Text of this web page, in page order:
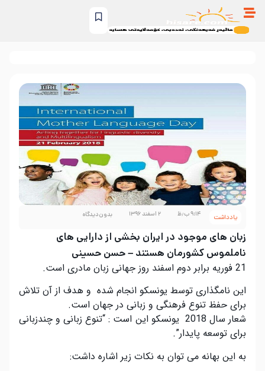
یادداشت ۹:۱۴ ب٫ظ ۲ اسفند ۱۳۹۶ بدون دیدگاه
زبان های موجود در ایران بخشی از دارایی های
ناملموس کشورمان هستند – حسن حسینی
21 فوریه برابر دوم اسفند روز جهانی زبان مادری است.
این نامگذاری توسط یونسکو انجام شده و هدف از آن تلاش
برای حفظ تنوع فرهنگی و زبانی در جهان است.
شعار سال 2018 یونسکو این است : “تنوع زبانی و چندزبانی
برای توسعه پایدار”.
به این بهانه می توان به نکات زیر اشاره داشت: